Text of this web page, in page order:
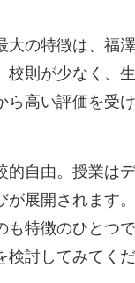
大の特徴は、福
校則が少なく、
ら高い評価を受け
的自由。授業は
が展開されます
特徴のひとつで
討してみてくだ